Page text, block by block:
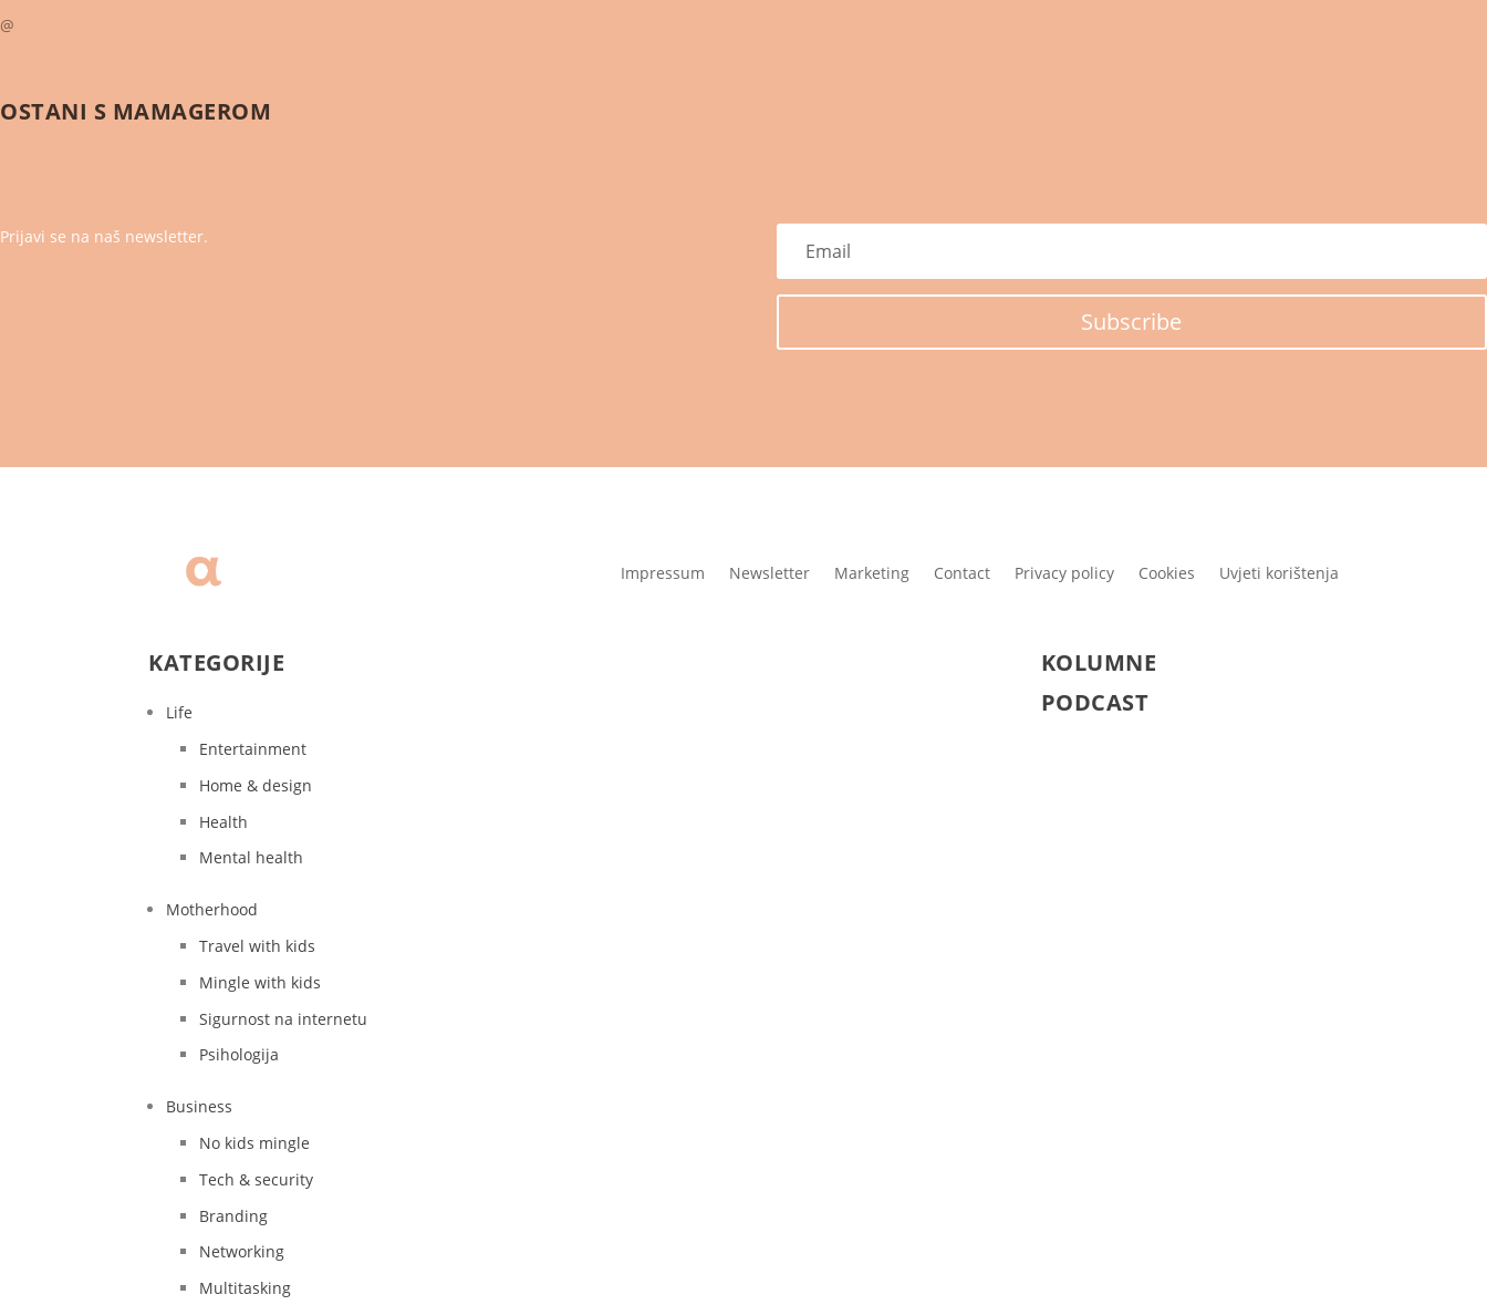
@
OSTANI S MAMAGEROM
Prijavi se na naš newsletter.
Subscribe
Impressum Newsletter Marketing Contact Privacy policy Cookies Uvjeti korištenja
KATEGORIJE
Life
Entertainment
Home & design
Health
Mental health
Motherhood
Travel with kids
Mingle with kids
Sigurnost na internetu
Psihologija
Business
No kids mingle
Tech & security
Branding
Networking
Multitasking
KOLUMNE
PODCAST